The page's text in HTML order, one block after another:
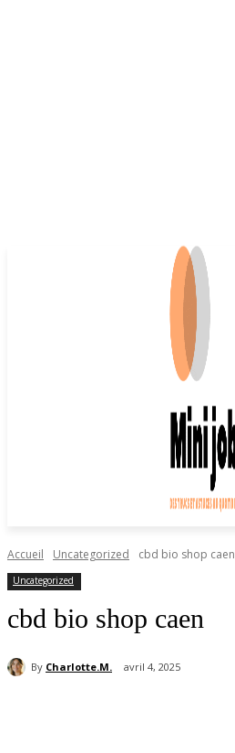
Accueil Uncategorized cbd bio shop caen
Uncategorized
cbd bio shop caen
By Charlotte.M. avril 4, 2025